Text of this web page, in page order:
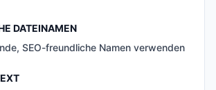
DATEINAMEN
SEO-freundliche Namen verwenden